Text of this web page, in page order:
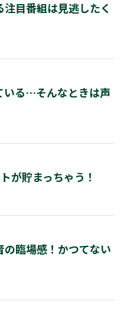
目番組は見逃したく
いる…そんなときは声
が貯まっちゃう！
臨場感！かつてない